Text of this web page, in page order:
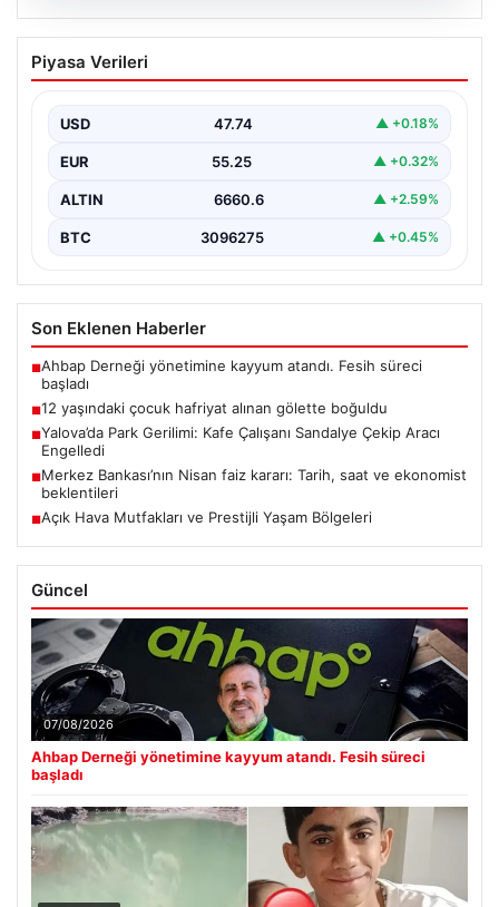
12 yaşındaki çocuk hafriyat alınan
gölette boğuldu
Oluşan Gölette Boğuldu”, “content”: “ Erzurum’un Oltu…
Piyasa Verileri
USD 47.74 ▲ +0.18%
EUR 55.25 ▲ +0.32%
ALTIN 6660.6 ▲ +2.59%
BTC 3096275 ▲ +0.45%
Son Eklenen Haberler
■Ahbap Derneği yönetimine kayyum atandı. Fesih süreci
başladı
■12 yaşındaki çocuk hafriyat alınan gölette boğuldu
■Yalova’da Park Gerilimi: Kafe Çalışanı Sandalye Çekip Aracı
Engelledi
■Merkez Bankası’nın Nisan faiz kararı: Tarih, saat ve ekonomist
beklentileri
■Açık Hava Mutfakları ve Prestijli Yaşam Bölgeleri
Güncel
07/08/2026
Ahbap Derneği yönetimine kayyum atandı. Fesih süreci
başladı